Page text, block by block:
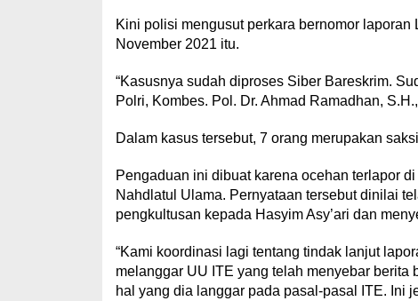
Kini polisi mengusut perkara bernomor
November 2021 itu.
“Kasusnya sudah diproses Siber Bareskrim.
Polri, Kombes. Pol. Dr. Ahmad Ramadhan,
Dalam kasus tersebut, 7 orang merupakan
Pengaduan ini dibuat karena ocehan terlapor
Nahdlatul Ulama. Pernyataan tersebut dinilai
pengkultusan kepada Hasyim Asy’ari dan
“Kami koordinasi lagi tentang tindak lanjut
melanggar UU ITE yang telah menyebar
hal yang dia langgar pada pasal-pasal ITE. Ini